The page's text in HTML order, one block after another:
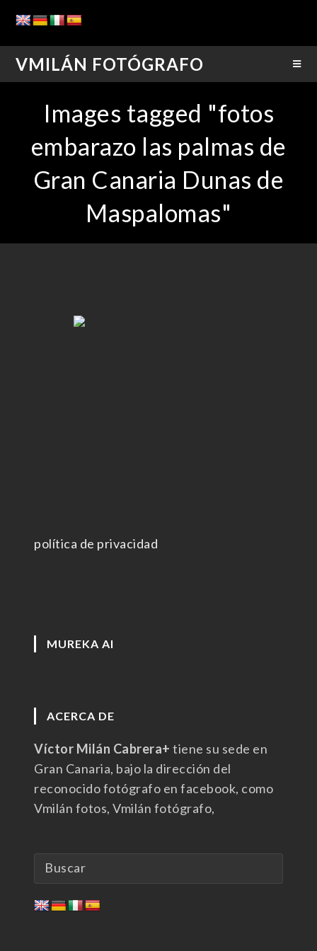
VMILÁN FOTÓGRAFO
Images tagged "fotos
embarazo las palmas de
Gran Canaria Dunas de
Maspalomas"
política de privacidad
MUREKA AI
ACERCA DE
Víctor Milán Cabrera+ tiene su sede en
Gran Canaria, bajo la dirección del
reconocido fotógrafo en facebook, como
Vmilán fotos, Vmilán fotógrafo,